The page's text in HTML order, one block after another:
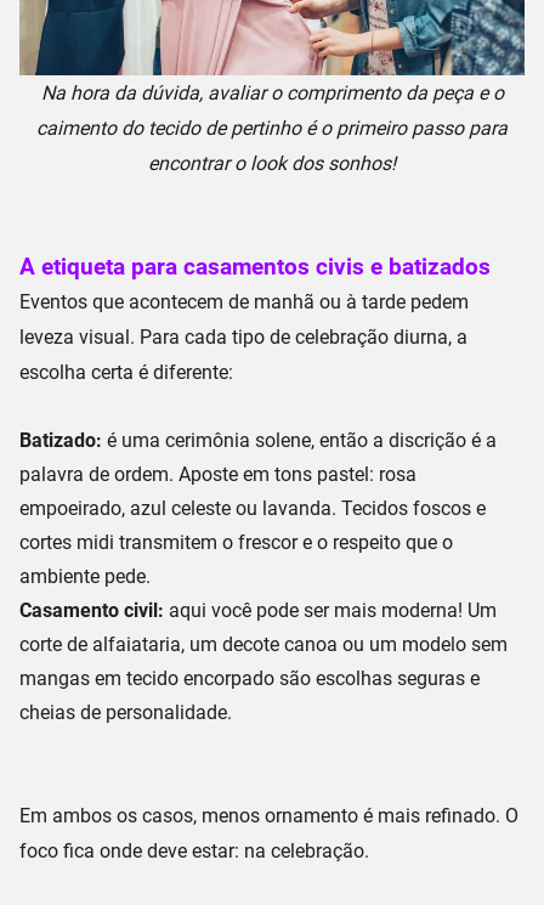
Na hora da dúvida, avaliar o comprimento da peça e o
caimento do tecido de pertinho é o primeiro passo para
encontrar o look dos sonhos!
A etiqueta para casamentos civis e batizados
Eventos que acontecem de manhã ou à tarde pedem
leveza visual. Para cada tipo de celebração diurna, a
escolha certa é diferente:
Batizado: é uma cerimônia solene, então a discrição é a
palavra de ordem. Aposte em tons pastel: rosa
empoeirado, azul celeste ou lavanda. Tecidos foscos e
cortes midi transmitem o frescor e o respeito que o
ambiente pede.
Casamento civil: aqui você pode ser mais moderna! Um
corte de alfaiataria, um decote canoa ou um modelo sem
mangas em tecido encorpado são escolhas seguras e
cheias de personalidade.
Em ambos os casos, menos ornamento é mais refinado. O
foco fica onde deve estar: na celebração.